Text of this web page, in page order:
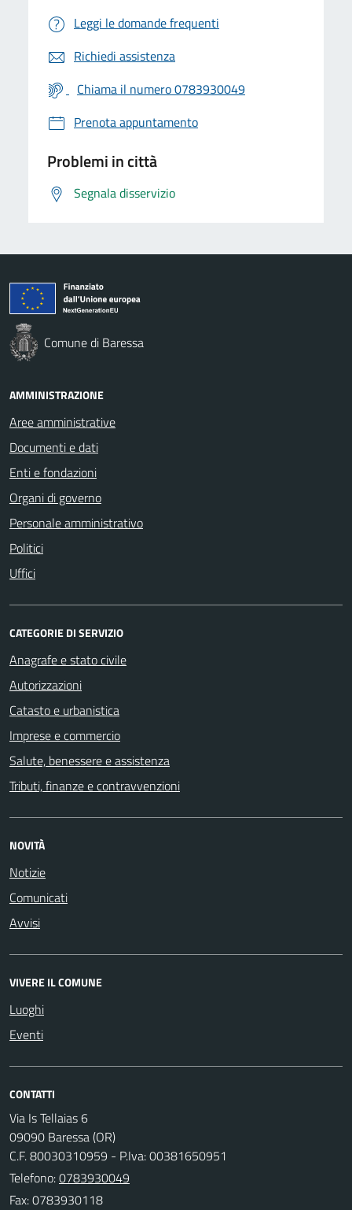
Leggi le domande frequenti
Richiedi assistenza
Chiama il numero 0783930049
Prenota appuntamento
Problemi in città
Segnala disservizio
Comune di Baressa
AMMINISTRAZIONE
Aree amministrative
Documenti e dati
Enti e fondazioni
Organi di governo
Personale amministrativo
Politici
Uffici
CATEGORIE DI SERVIZIO
Anagrafe e stato civile
Autorizzazioni
Catasto e urbanistica
Imprese e commercio
Salute, benessere e assistenza
Tributi, finanze e contravvenzioni
NOVITÀ
Notizie
Comunicati
Avvisi
VIVERE IL COMUNE
Luoghi
Eventi
CONTATTI
Via Is Tellaias 6
09090 Baressa (OR)
C.F. 80030310959 - P.Iva: 00381650951
Telefono:0783930049
Fax: 0783930118